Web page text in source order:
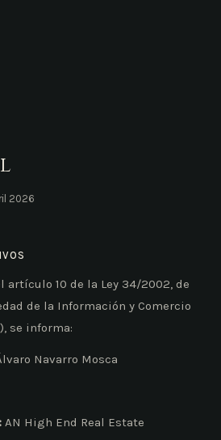
2026
10 de la Ley 34/2002, de
de la Información y Comercio
se informa:
Navarro Mosca
AN High End Real Estate